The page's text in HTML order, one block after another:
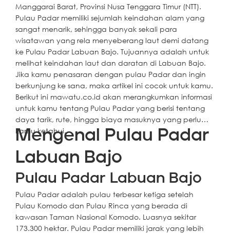
Manggarai Barat, Provinsi Nusa Tenggara Timur (NTT).
Pulau Padar memiliki sejumlah keindahan alam yang
sangat menarik, sehingga banyak sekali para
wisatawan yang rela menyeberang laut demi datang
ke Pulau Padar Labuan Bajo. Tujuannya adalah untuk
melihat keindahan laut dan daratan di Labuan Bajo.
Jika kamu penasaran dengan pulau Padar dan ingin
berkunjung ke sana, maka artikel ini cocok untuk kamu.
Berikut ini mawatu.co.id akan merangkumkan informasi
untuk kamu tentang Pulau Padar yang berisi tentang
daya tarik, rute, hingga biaya masuknya yang perlu
kamu ketahui.
Mengenal Pulau Padar
Labuan Bajo
Pulau Padar Labuan Bajo
Pulau Padar adalah pulau terbesar ketiga setelah
Pulau Komodo dan Pulau Rinca yang berada di
kawasan Taman Nasional Komodo. Luasnya sekitar
173.300 hektar. Pulau Padar memiliki jarak yang lebih